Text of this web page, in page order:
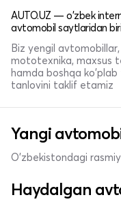
AUTO.UZ — o'zbek
avtomobil saytlaridan biri
Biz yengil
mototexnika, maxsus
hamda boshqa
tanlovini taklif etamiz
Yangi
O'zbekistondagi
Haydalgan